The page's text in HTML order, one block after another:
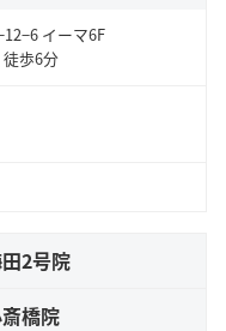
イーマ6F
歩6分
2号院
橋院